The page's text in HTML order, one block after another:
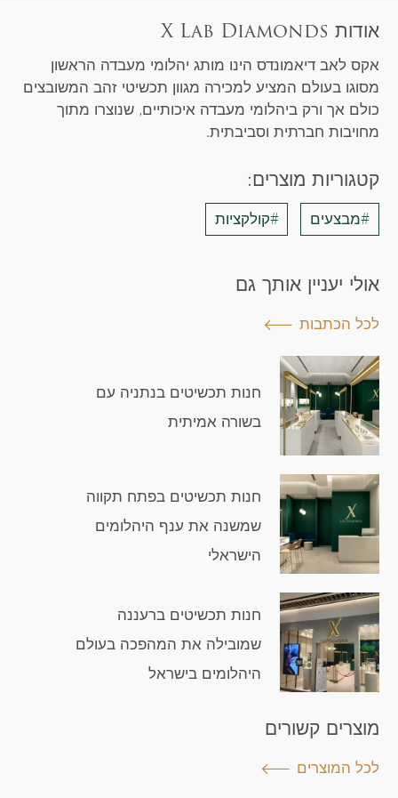
אודות X Lab Diamonds
אקס לאב דיאמונדס הינו מותג יהלומי מעבדה הראשון
מסוגו בעולם המציע למכירה מגוון תכשיטי זהב המשובצים
כולם אך ורק ביהלומי מעבדה איכותיים, שנוצרו מתוך
מחויבות חברתית וסביבתית.
קטגוריות מוצרים:
#מבצעים #קולקציות
אולי יעניין אותך גם
לכל הכתבות
חנות תכשיטים בנתניה עם
בשורה אמיתית
חנות תכשיטים בפתח תקווה
שמשנה את ענף היהלומים
הישראלי
חנות תכשיטים ברעננה
שמובילה את המהפכה בעולם
היהלומים בישראל
מוצרים קשורים
לכל המוצרים